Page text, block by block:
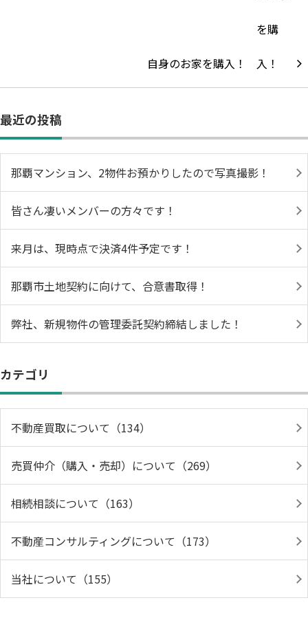
自身のお家を購入！
最近の投稿
那覇マンション、2物件お預かりしたので写真撮影！
皆さん凄いメンバーの方々です！
来月は、現時点で決済4件予定です！
那覇市土地契約に向けて、合意書取得！
弊社、新規物件の管理委託契約締結しました！
カテゴリ
不動産買取について（134）
売買仲介（購入・売却）について（269）
相続相談について（163）
不動産コンサルティングについて（173）
当社について（155）